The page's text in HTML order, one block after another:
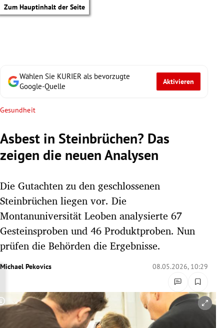
Zum Hauptinhalt der Seite
Untermenü
Untermenü
Untermenü
Wählen Sie KURIER als bevorzugte
Google-Quelle
Aktivieren
Gesundheit
Asbest in Steinbrüchen? Das
zeigen die neuen Analysen
Die Gutachten zu den geschlossenen
Steinbrüchen liegen vor. Die
Montanuniversität Leoben analysierte 67
Gesteinsproben und 46 Produktproben. Nun
prüfen die Behörden die Ergebnisse.
Michael Pekovics 08.05.2026, 10:29
Copyright-Hinweis öffnen/schließen